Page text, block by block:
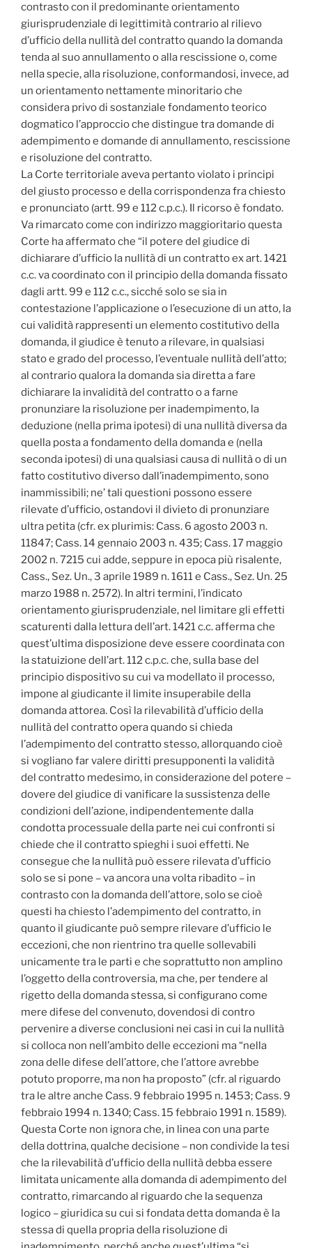
contrasto con il predominante orientamento
giurisprudenziale di legittimità contrario al rilievo
d’ufficio della nullità del contratto quando la domanda
tenda al suo annullamento o alla rescissione o, come
nella specie, alla risoluzione, conformandosi, invece, ad
un orientamento nettamente minoritario che
considera privo di sostanziale fondamento teorico
dogmatico l’approccio che distingue tra domande di
adempimento e domande di annullamento, rescissione
e risoluzione del contratto.
La Corte territoriale aveva pertanto violato i principi
del giusto processo e della corrispondenza fra chiesto
e pronunciato (artt. 99 e 112 c.p.c.). Il ricorso è fondato.
Va rimarcato come con indirizzo maggioritario questa
Corte ha affermato che “il potere del giudice di
dichiarare d’ufficio la nullità di un contratto ex art. 1421
c.c. va coordinato con il principio della domanda fissato
dagli artt. 99 e 112 c.c., sicché solo se sia in
contestazione l’applicazione o l’esecuzione di un atto, la
cui validità rappresenti un elemento costitutivo della
domanda, il giudice è tenuto a rilevare, in qualsiasi
stato e grado del processo, l’eventuale nullità dell’atto;
al contrario qualora la domanda sia diretta a fare
dichiarare la invalidità del contratto o a farne
pronunziare la risoluzione per inadempimento, la
deduzione (nella prima ipotesi) di una nullità diversa da
quella posta a fondamento della domanda e (nella
seconda ipotesi) di una qualsiasi causa di nullità o di un
fatto costitutivo diverso dall’inadempimento, sono
inammissibili; ne’ tali questioni possono essere
rilevate d’ufficio, ostandovi il divieto di pronunziare
ultra petita (cfr. ex plurimis: Cass. 6 agosto 2003 n.
11847; Cass. 14 gennaio 2003 n. 435; Cass. 17 maggio
2002 n. 7215 cui adde, seppure in epoca più risalente,
Cass., Sez. Un., 3 aprile 1989 n. 1611 e Cass., Sez. Un. 25
marzo 1988 n. 2572). In altri termini, l’indicato
orientamento giurisprudenziale, nel limitare gli effetti
scaturenti dalla lettura dell’art. 1421 c.c. afferma che
quest’ultima disposizione deve essere coordinata con
la statuizione dell’art. 112 c.p.c. che, sulla base del
principio dispositivo su cui va modellato il processo,
impone al giudicante il limite insuperabile della
domanda attorea. Così la rilevabilità d’ufficio della
nullità del contratto opera quando si chieda
l’adempimento del contratto stesso, allorquando cioè
si vogliano far valere diritti presupponenti la validità
del contratto medesimo, in considerazione del potere –
dovere del giudice di vanificare la sussistenza delle
condizioni dell’azione, indipendentemente dalla
condotta processuale della parte nei cui confronti si
chiede che il contratto spieghi i suoi effetti. Ne
consegue che la nullità può essere rilevata d’ufficio
solo se si pone – va ancora una volta ribadito – in
contrasto con la domanda dell’attore, solo se cioè
questi ha chiesto l’adempimento del contratto, in
quanto il giudicante può sempre rilevare d’ufficio le
eccezioni, che non rientrino tra quelle sollevabili
unicamente tra le parti e che soprattutto non amplino
l’oggetto della controversia, ma che, per tendere al
rigetto della domanda stessa, si configurano come
mere difese del convenuto, dovendosi di contro
pervenire a diverse conclusioni nei casi in cui la nullità
si colloca non nell’ambito delle eccezioni ma “nella
zona delle difese dell’attore, che l’attore avrebbe
potuto proporre, ma non ha proposto” (cfr. al riguardo
tra le altre anche Cass. 9 febbraio 1995 n. 1453; Cass. 9
febbraio 1994 n. 1340; Cass. 15 febbraio 1991 n. 1589).
Questa Corte non ignora che, in linea con una parte
della dottrina, qualche decisione – non condivide la tesi
che la rilevabilità d’ufficio della nullità debba essere
limitata unicamente alla domanda di adempimento del
contratto, rimarcando al riguardo che la sequenza
logico – giuridica su cui si fondata detta domanda è la
stessa di quella propria della risoluzione di